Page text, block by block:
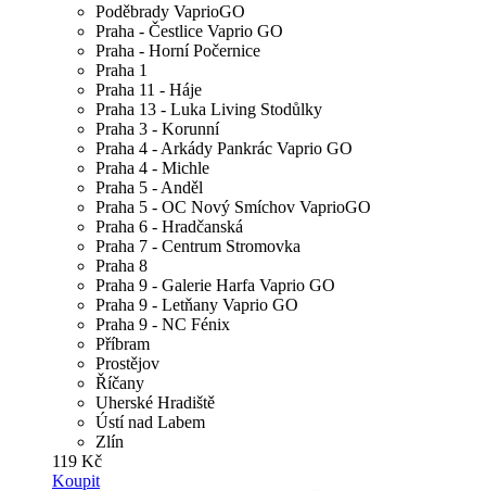
Poděbrady VaprioGO
Praha - Čestlice Vaprio GO
Praha - Horní Počernice
Praha 1
Praha 11 - Háje
Praha 13 - Luka Living Stodůlky
Praha 3 - Korunní
Praha 4 - Arkády Pankrác Vaprio GO
Praha 4 - Michle
Praha 5 - Anděl
Praha 5 - OC Nový Smíchov VaprioGO
Praha 6 - Hradčanská
Praha 7 - Centrum Stromovka
Praha 8
Praha 9 - Galerie Harfa Vaprio GO
Praha 9 - Letňany Vaprio GO
Praha 9 - NC Fénix
Příbram
Prostějov
Říčany
Uherské Hradiště
Ústí nad Labem
Zlín
119 Kč
Koupit